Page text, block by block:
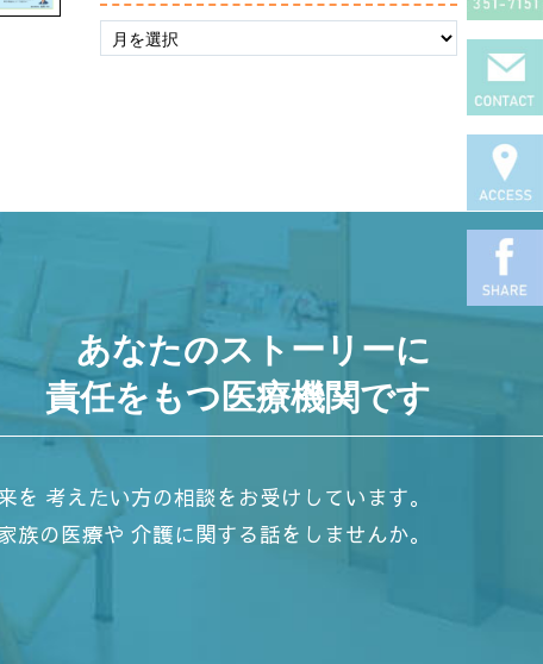
あなたのストーリーに
責任をもつ医療機関です
を 考えたい方の相談をお受けしています。
族の医療や 介護に関する話をしませんか。